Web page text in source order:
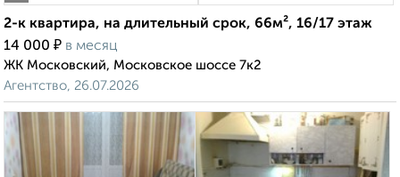
2-к квартира, на длительный срок, 66м², 16/17 этаж
14 000 ₽ в месяц
ЖК Московский, Московское шоссе 7к2
Агентство, 26.07.2026